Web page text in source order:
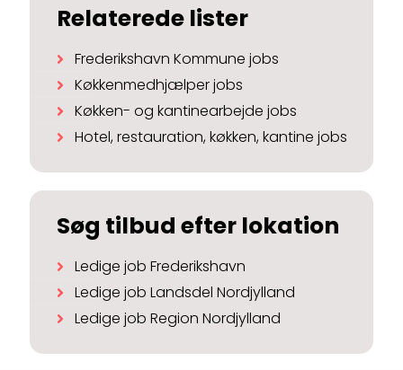
Relaterede lister
Frederikshavn Kommune jobs
Køkkenmedhjælper jobs
Køkken- og kantinearbejde jobs
Hotel, restauration, køkken, kantine jobs
Søg tilbud efter lokation
Ledige job Frederikshavn
Ledige job Landsdel Nordjylland
Ledige job Region Nordjylland